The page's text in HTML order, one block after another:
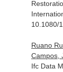
10.1080/
Ruano
Campos,
Ifc Data